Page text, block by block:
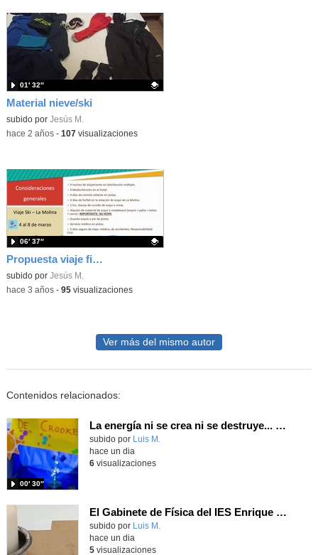
Material nieve/ski
Contenido educativo.
subido por Jesús M.
01′ 32″
-hace 2 años- 107 visualizaciones
Propuesta viaje fin de curso esquí. La Molina (marzo 2024)
Contenido educativo.
subido por Jesús M.
06′ 37″
-hace 3 años- 95visualizaciones
Ver más del mismo autor
Contenidos relacionados:
La energía ni se crea ni se destruye... ¡se experimenta! El Tierno en la Feria Madrid es Ciencia 2026
Contenido educativo.
subido por Luis M.
00′ 30″
hace un dia
6visualizaciones
El Gabinete de Física del IES Enrique Tierno Galván de Parla (Curso 25-26)
Contenido educativo.
subido por Luis M.
hace un dia
5visualizaciones